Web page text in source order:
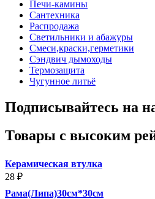
Печи-камины
Сантехника
Распродажа
Светильники и абажуры
Смеси,краски,герметики
Сэндвич дымоходы
Термозащита
Чугунное литьё
Подписывайтесь на
Товары с высоким
Керамическая втулка
28 ₽
Рама(Липа)30см*30см